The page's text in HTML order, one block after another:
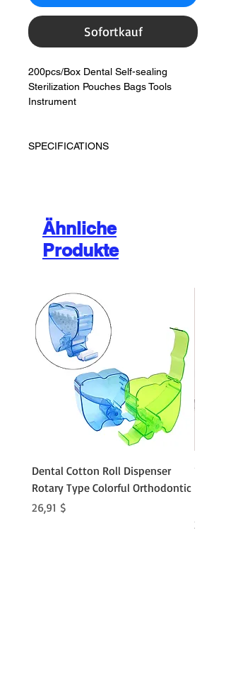
Sofortkauf
200pcs/Box Dental Self-sealing
Sterilization Pouches Bags Tools
Instrument
SPECIFICATIONS
Ähnliche
Produkte
Dental Cotton Roll Dispenser
Rotary Type Colorful Orthodontic
Preis
26,91 $
Preis
21,86 $